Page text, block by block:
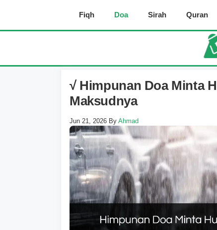
content
Fiqh Doa Sirah Quran
√ Himpunan Doa Minta
Maksudnya
Jun 21, 2026 By Ahmad